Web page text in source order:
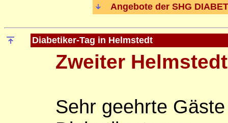
Angebote der SHG
Diabetiker-Tag in Helmstedt
Zweiter
Sehr geehrte